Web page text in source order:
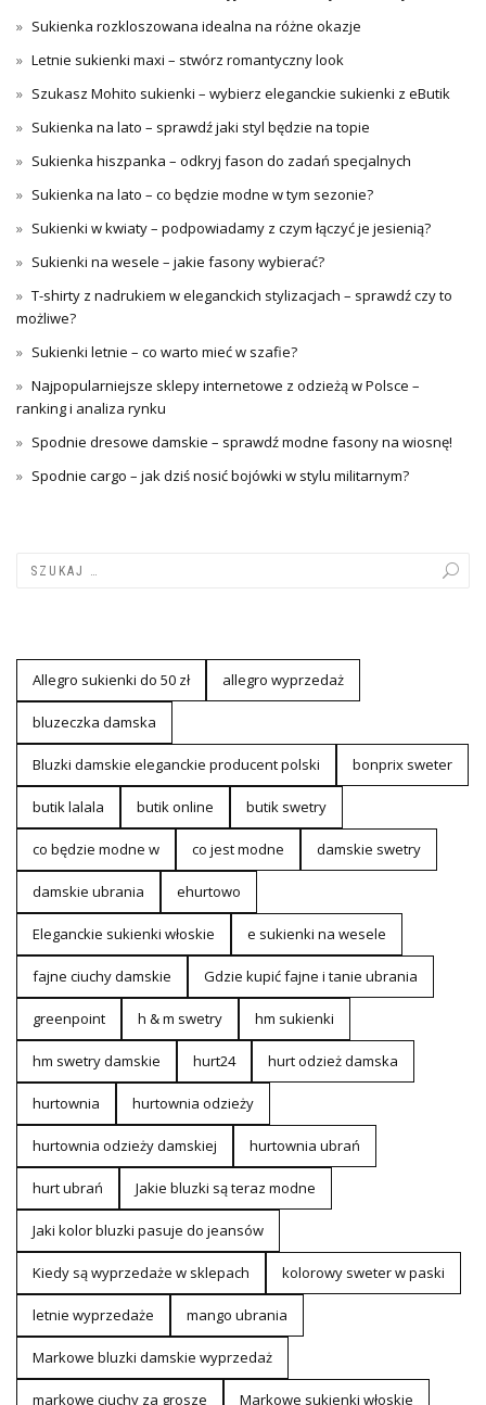
Sukienka rozkloszowana idealna na różne okazje
Letnie sukienki maxi – stwórz romantyczny look
Szukasz Mohito sukienki – wybierz eleganckie sukienki z eButik
Sukienka na lato – sprawdź jaki styl będzie na topie
Sukienka hiszpanka – odkryj fason do zadań specjalnych
Sukienka na lato – co będzie modne w tym sezonie?
Sukienki w kwiaty – podpowiadamy z czym łączyć je jesienią?
Sukienki na wesele – jakie fasony wybierać?
T-shirty z nadrukiem w eleganckich stylizacjach – sprawdź czy to
możliwe?
Sukienki letnie – co warto mieć w szafie?
Najpopularniejsze sklepy internetowe z odzieżą w Polsce –
ranking i analiza rynku
Spodnie dresowe damskie – sprawdź modne fasony na wiosnę!
Spodnie cargo – jak dziś nosić bojówki w stylu militarnym?
Allegro sukienki do 50 zł allegro wyprzedaż
bluzeczka damska
Bluzki damskie eleganckie producent polski bonprix sweter
butik lalala butik online butik swetry
co będzie modne w co jest modne damskie swetry
damskie ubrania ehurtowo
Eleganckie sukienki włoskie e sukienki na wesele
fajne ciuchy damskie Gdzie kupić fajne i tanie ubrania
greenpoint h & m swetry hm sukienki
hm swetry damskie hurt24 hurt odzież damska
hurtownia hurtownia odzieży
hurtownia odzieży damskiej hurtownia ubrań
hurt ubrań Jakie bluzki są teraz modne
Jaki kolor bluzki pasuje do jeansów
Kiedy są wyprzedaże w sklepach kolorowy sweter w paski
letnie wyprzedaże mango ubrania
Markowe bluzki damskie wyprzedaż
markowe ciuchy za grosze Markowe sukienki włoskie